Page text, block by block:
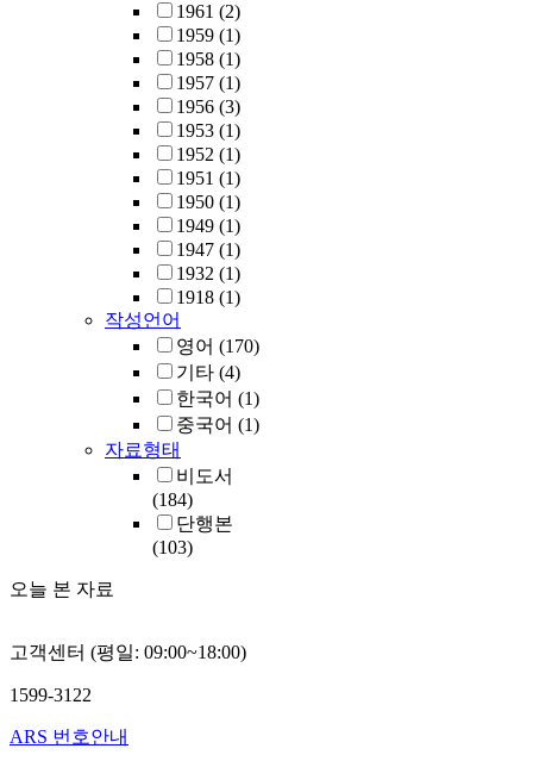
1961 (2)
1959 (1)
1958 (1)
1957 (1)
1956 (3)
1953 (1)
1952 (1)
1951 (1)
1950 (1)
1949 (1)
1947 (1)
1932 (1)
1918 (1)
작성언어
영어 (170)
기타 (4)
한국어 (1)
중국어 (1)
자료형태
비도서
(184)
단행본
(103)
오늘 본 자료
고객센터 (평일: 09:00~18:00)
1599-3122
ARS 번호안내